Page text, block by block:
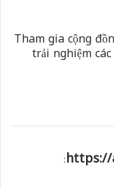
Tham gia cộng
trải nghiệm
: